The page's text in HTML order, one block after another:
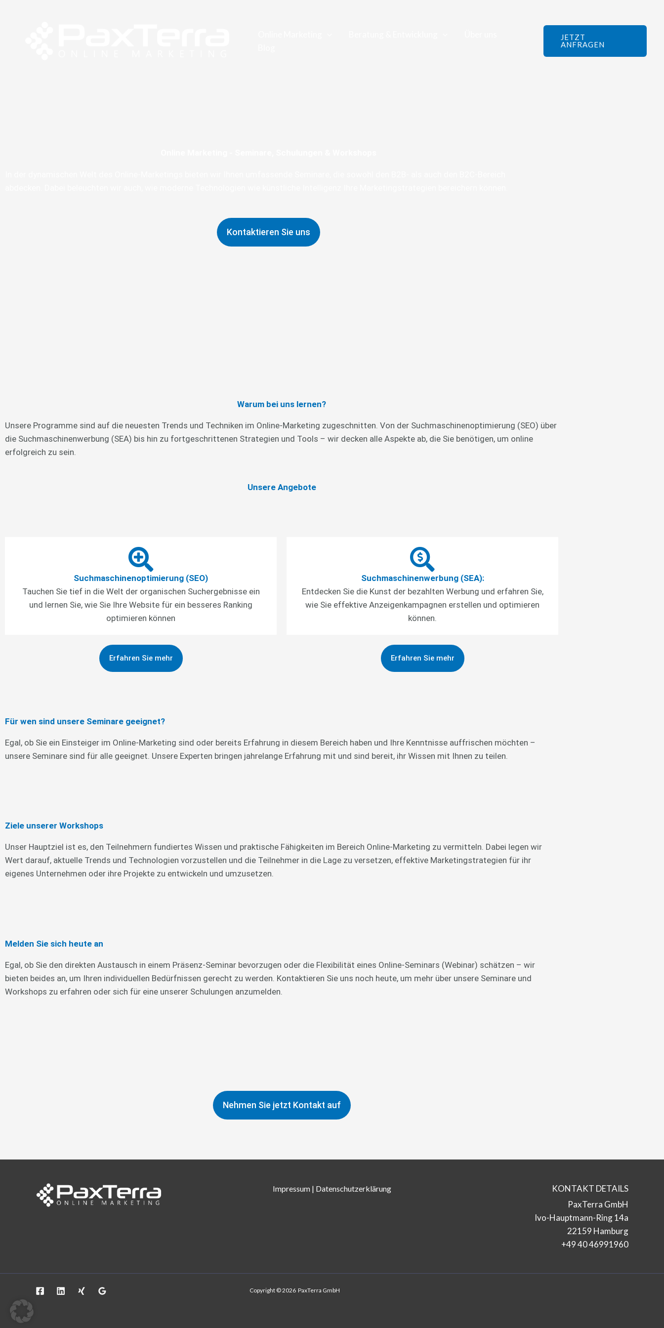
JETZT
ANFRAGEN
Kontaktieren Sie uns
Warum bei uns lernen?
Unsere Programme sind auf die neuesten Trends und Techniken im Online-Marketing zugeschnitten. Von der Suchmaschinenoptimierung (SEO) über
die Suchmaschinenwerbung (SEA) bis hin zu fortgeschrittenen Strategien und Tools – wir decken alle Aspekte ab, die Sie benötigen, um online
erfolgreich zu sein.
Unsere Angebote
Suchmaschinenoptimierung (SEO)
Tauchen Sie tief in die Welt der organischen Suchergebnisse ein
und lernen Sie, wie Sie Ihre Website für ein besseres Ranking
optimieren können
Erfahren Sie mehr
Suchmaschinenwerbung (SEA):
Entdecken Sie die Kunst der bezahlten Werbung und erfahren Sie,
wie Sie effektive Anzeigenkampagnen erstellen und optimieren
können.
Erfahren Sie mehr
Für wen sind unsere Seminare geeignet?
Egal, ob Sie ein Einsteiger im Online-Marketing sind oder bereits Erfahrung in diesem Bereich haben und Ihre Kenntnisse auffrischen möchten –
unsere Seminare sind für alle geeignet. Unsere Experten bringen jahrelange Erfahrung mit und sind bereit, ihr Wissen mit Ihnen zu teilen.
Ziele unserer Workshops
Unser Hauptziel ist es, den Teilnehmern fundiertes Wissen und praktische Fähigkeiten im Bereich Online-Marketing zu vermitteln. Dabei legen wir
Wert darauf, aktuelle Trends und Technologien vorzustellen und die Teilnehmer in die Lage zu versetzen, effektive Marketingstrategien für ihr
eigenes Unternehmen oder ihre Projekte zu entwickeln und umzusetzen.
Melden Sie sich heute an
Egal, ob Sie den direkten Austausch in einem Präsenz-Seminar bevorzugen oder die Flexibilität eines Online-Seminars (Webinar) schätzen – wir
bieten beides an, um Ihren individuellen Bedürfnissen gerecht zu werden. Kontaktieren Sie uns noch heute, um mehr über unsere Seminare und
Workshops zu erfahren oder sich für eine unserer Schulungen anzumelden.
Nehmen Sie jetzt Kontakt auf
Impressum| Datenschutzerklärung
KONTAKT DETAILS
PaxTerra GmbH
Ivo-Hauptmann-Ring 14a
22159 Hamburg
+49 40 46991960
Copyright © 2026 PaxTerra GmbH